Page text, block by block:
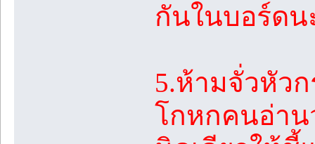
กันในบอร์ดน
5.ห้ามจั่วหัวก
โกหกคนอ่าน